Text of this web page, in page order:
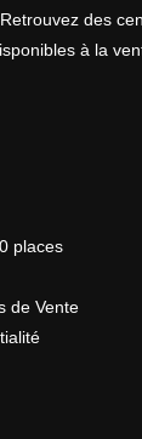
des
à la
places
de Vente